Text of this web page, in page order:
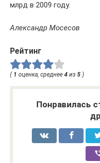
млрд в 2009 году.
Александр Мосесов
Рейтинг
( 1 оценка, среднее 4 из 5 )
Понравилась